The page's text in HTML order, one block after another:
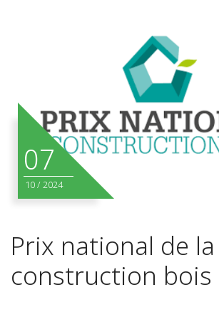
07
10/2024
Prix national de la
construction bois